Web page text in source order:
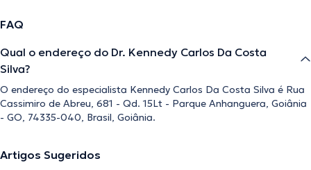
FAQ
Qual o endereço do Dr. Kennedy Carlos Da Costa
Silva?
O endereço do especialista Kennedy Carlos Da Costa Silva é Rua
Cassimiro de Abreu, 681 - Qd. 15Lt - Parque Anhanguera, Goiânia
- GO, 74335-040, Brasil, Goiânia.
Artigos Sugeridos